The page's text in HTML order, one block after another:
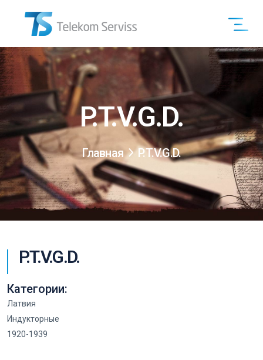
P.T.V.G.D.
Главная P.T.V.G.D.
P.T.V.G.D.
Категории:
Латвия
Индукторные
1920-1939